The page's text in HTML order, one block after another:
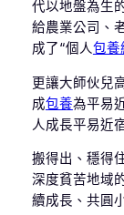
代以地盤為生
給農業公司、
成了“個人包養
更讓大師伙兒
成包養為平易
人成長平易近
搬得出、穩得
深度貧苦地域
續成長、共圓